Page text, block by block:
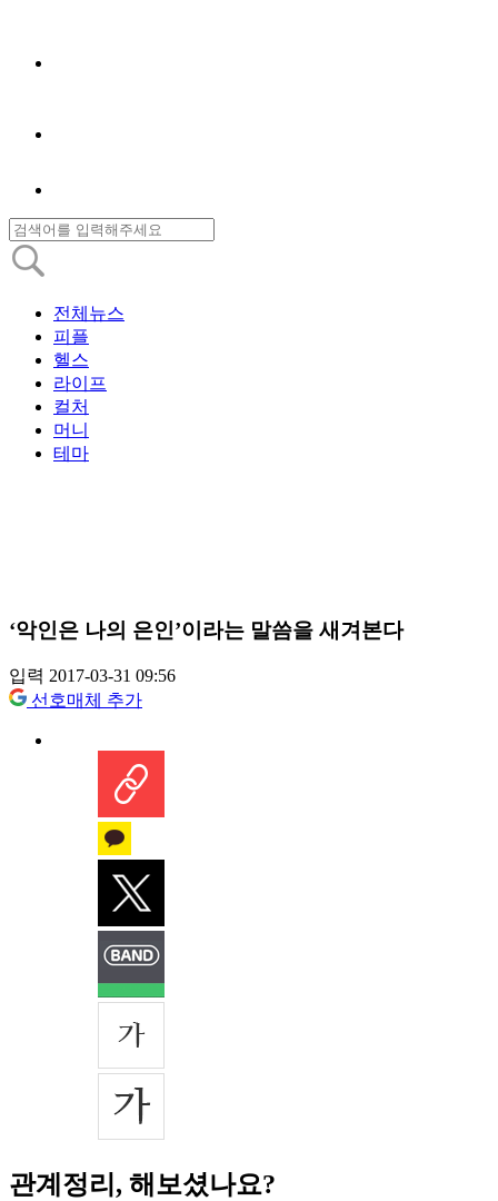
전체뉴스
피플
헬스
라이프
컬처
머니
테마
‘악인은 나의 은인’이라는 말씀을 새겨본다
입력 2017-03-31 09:56
선호매체 추가
관계정리, 해보셨나요?